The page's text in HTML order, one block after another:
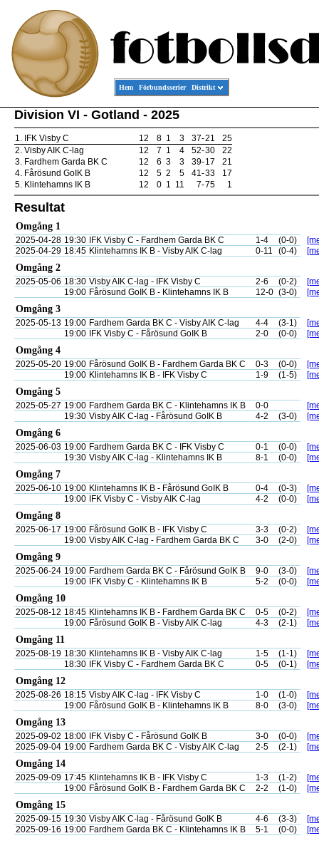
Hem Förbundsserier Distrikt
Division VI - Gotland - 2025
1. IFK Visby C 12 8 1 3 37-21
25
2. Visby AIK C-lag 12 7 1 4 52-30
22
3. Fardhem Garda BK C 12 6 3 3 39-17
21
4. Fårösund GoIK B 12 5 2 5 41-33
17
5. Klintehamns IK B 12 0 1 11 7-75 1
Resultat
Omgång 1
2025-04-28 19:30 IFK Visby C - Fardhem Garda BK C 1-4 (0-0)
2025-04-29 18:45 Klintehamns IK B - Visby AIK C-lag 0-11 (0-4)
Omgång 2
2025-05-06 18:30 Visby AIK C-lag - IFK Visby C 2-6 (0-2)
19:00 Fårösund GoIK B - Klintehamns IK B 12-0 (3-0)
Omgång 3
2025-05-13 19:00 Fardhem Garda BK C - Visby AIK C-lag 4-4 (3-1)
19:00
IFK Visby C - Fårösund GoIK B 2-0 (0-0)
Omgång 4
2025-05-20 19:00 Fårösund GoIK B - Fardhem Garda BK C 0-3 (0-0)
19:00 Klintehamns IK B - IFK Visby C 1-9 (1-5)
Omgång 5
2025-05-27 19:00 Fardhem Garda BK C - Klintehamns IK B 0-0
19:30 Visby AIK C-lag - Fårösund GoIK B 4-2 (3-0)
Omgång 6
2025-06-03 19:00 Fardhem Garda BK C - IFK Visby C 0-1 (0-0)
19:30 Visby AIK C-lag - Klintehamns IK B 8-1 (0-0)
Omgång 7
2025-06-10 19:00 Klintehamns IK B - Fårösund GoIK B 0-4 (0-3)
19:00
IFK Visby C - Visby AIK C-lag 4-2 (0-0)
Omgång 8
2025-06-17 19:00 Fårösund GoIK B - IFK Visby C 3-3 (0-2)
19:00 Visby AIK C-lag - Fardhem Garda BK C 3-0 (2-0)
Omgång 9
2025-06-24 19:00 Fardhem Garda BK C - Fårösund GoIK B 9-0 (3-0)
19:00
IFK Visby C - Klintehamns IK B 5-2 (0-0)
Omgång 10
2025-08-12 18:45 Klintehamns IK B - Fardhem Garda BK C 0-5 (0-2)
19:00 Fårösund GoIK B - Visby AIK C-lag 4-3 (2-1)
Omgång 11
2025-08-19 18:30 Klintehamns IK B - Visby AIK C-lag 1-5 (1-1)
18:30
IFK Visby C - Fardhem Garda BK C 0-5 (0-1)
Omgång 12
2025-08-26 18:15 Visby AIK C-lag - IFK Visby C 1-0 (1-0)
19:00 Fårösund GoIK B - Klintehamns IK B 8-0 (3-0)
Omgång 13
2025-09-02 18:00 IFK Visby C - Fårösund GoIK B 3-0 (0-0)
2025-09-04 19:00 Fardhem Garda BK C - Visby AIK C-lag 2-5 (2-1)
Omgång 14
2025-09-09 17:45 Klintehamns IK B - IFK Visby C 1-3 (1-2)
19:00 Fårösund GoIK B - Fardhem Garda BK C 2-2 (1-0)
Omgång 15
2025-09-15 19:30 Visby AIK C-lag - Fårösund GoIK B 4-6 (3-3)
2025-09-16 19:00 Fardhem Garda BK C - Klintehamns IK B 5-1 (0-0)